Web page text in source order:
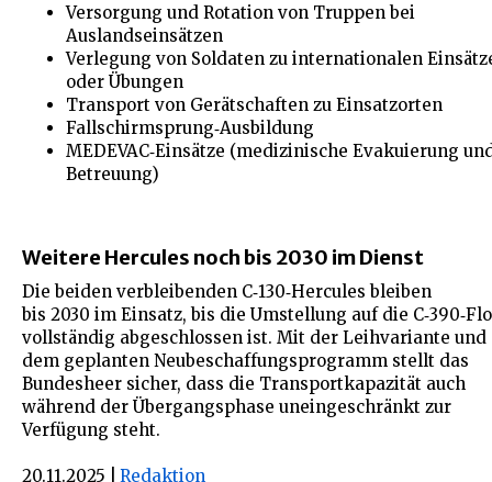
Versorgung und Rotation von Truppen bei
Auslandseinsätzen
Verlegung von Soldaten zu internationalen
oder Übungen
Transport von Gerätschaften zu Einsatzorten
Fallschirmsprung‑Ausbildung
MEDEVAC‑Einsätze (medizinische Evakuierung
Betreuung)
Weitere Hercules noch bis 2030 im Dienst
Die beiden verbleibenden C‑130‑Hercules bleiben
bis 2030 im Einsatz, bis die Umstellung auf die
vollständig abgeschlossen ist. Mit der Leihvariante und
dem geplanten Neubeschaffungsprogramm stellt das
Bundesheer sicher, dass die Transportkapazität auch
während der Übergangsphase uneingeschränkt zur
Verfügung steht.
20.11.2025 Redaktion